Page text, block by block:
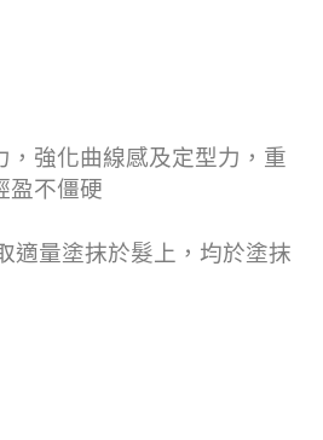
，強化曲線感及定型力，重
盈不僵硬
適量塗抹於髮上，均於塗抹